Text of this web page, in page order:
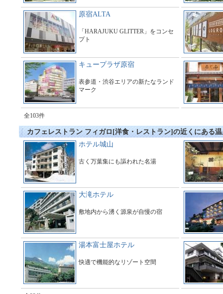
原宿ALTA
「HARAJUKU GLITTER」をコンセ
プト
キュープラザ原宿
表参道・渋谷エリアの新たなランド
マーク
全103件
カフェレストラン フィガロ[洋食・レストラン]の近くにある温
ホテル城山
古く万葉集にも謳われた名湯
大滝ホテル
敷地内から湧く源泉が自慢の宿
湯本富士屋ホテル
快適で機能的なリゾート空間